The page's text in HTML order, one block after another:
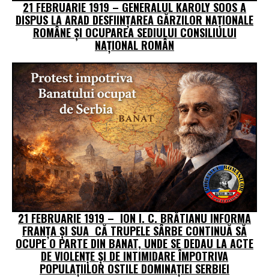
21 FEBRUARIE 1919 – GENERALUL KAROLY SOOS A
DISPUS LA ARAD DESFIINŢAREA GĂRZILOR NAŢIONALE
ROMÂNE ŞI OCUPAREA SEDIULUI CONSILIULUI
NAŢIONAL ROMÂN
21 FEBRUARIE 1919 – ION I. C. BRĂTIANU INFORMA
FRANȚA ȘI SUA CĂ TRUPELE SÂRBE CONTINUĂ SĂ
OCUPE O PARTE DIN BANAT, UNDE SE DEDAU LA ACTE
DE VIOLENŢE ŞI DE INTIMIDARE ÎMPOTRIVA
POPULAŢIILOR OSTILE DOMINAŢIEI SERBIEI